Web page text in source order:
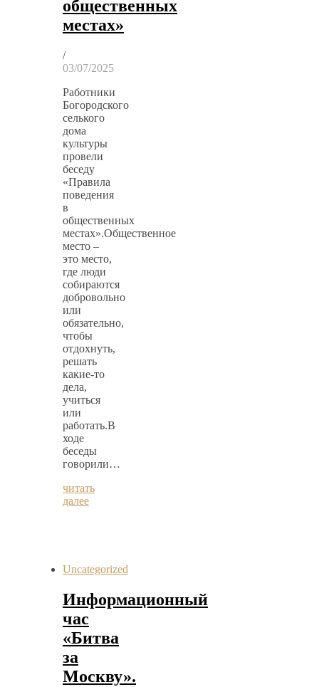
общественных
местах»
/
03/07/2025
Работники
Богородского
селького
дома
культуры
провели
беседу
«Правила
поведения
в
общественных
местах».Общественное
место –
это место,
где люди
собираются
добровольно
или
обязательно,
чтобы
отдохнуть,
решать
какие-то
дела,
учиться
или
работать.В
ходе
беседы
говорили…
читать
далее
Uncategorized
Информационный
час
«Битва
за
Москву».